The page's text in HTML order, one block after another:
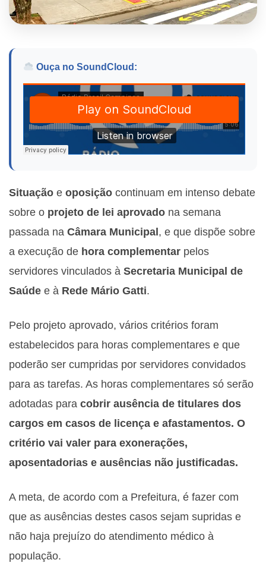
Ouça no SoundCloud:
Situação e oposição continuam em intenso debate
sobre o projeto de lei aprovado na semana
passada na Câmara Municipal, e que dispõe sobre
a execução de hora complementar pelos
servidores vinculados à Secretaria Municipal de
Saúde e à Rede Mário Gatti.
Pelo projeto aprovado, vários critérios foram
estabelecidos para horas complementares e que
poderão ser cumpridas por servidores convidados
para as tarefas. As horas complementares só serão
adotadas para cobrir ausência de titulares dos
cargos em casos de licença e afastamentos. O
critério vai valer para exonerações,
aposentadorias e ausências não justificadas.
A meta, de acordo com a Prefeitura, é fazer com
que as ausências destes casos sejam supridas e
não haja prejuízo do atendimento médico à
população.